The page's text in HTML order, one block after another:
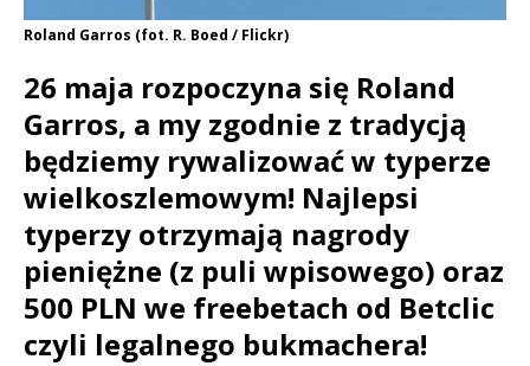
Roland Garros (fot. R. Boed / Flickr)
26 maja rozpoczyna się Roland
Garros, a my zgodnie z tradycją
będziemy rywalizować w typerze
wielkoszlemowym! Najlepsi
typerzy otrzymają nagrody
pieniężne (z puli wpisowego) oraz
500 PLN we freebetach od Betclic
czyli legalnego bukmachera!